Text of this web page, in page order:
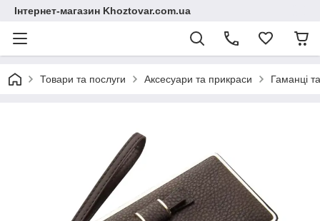
Інтернет-магазин Khoztovar.com.ua
Товари та послуги Аксесуари та прикраси Гаманці